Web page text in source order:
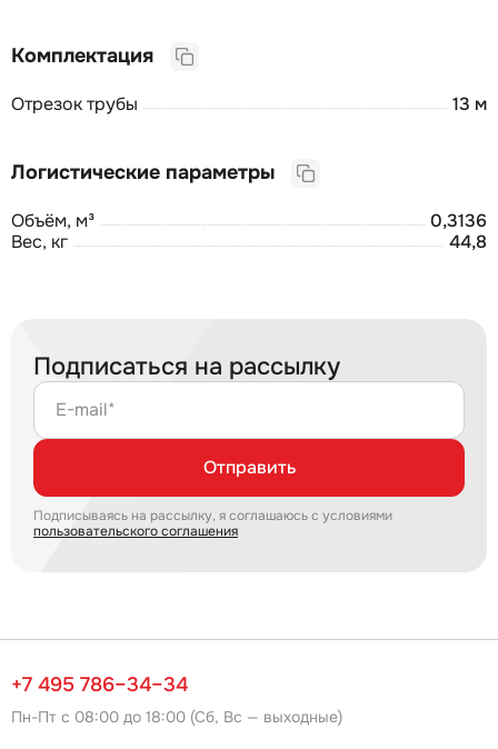
Комплектация
Отрезок трубы 13 м
Логистические параметры
Объём, м³
0,3136
Вес, кг
44,8
Подписаться на рассылку
E-mail*
Отправить
Подписываясь на рассылку, я соглашаюсь с условиями
пользовательского соглашения
+7 495 786–34–34
Пн-Пт с 08:00 до 18:00 (Сб, Вс — выходные)